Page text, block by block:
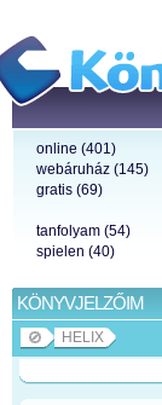
online (401)
webáruház (145)
gratis (69)
tanfolyam (54)
spielen (40)
KÖNYVJELZŐIM
HELIX